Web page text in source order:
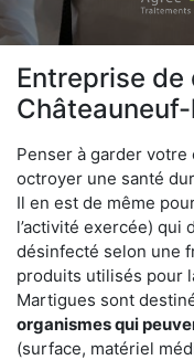
Entreprise
Penser à garder votre
octroyer une santé
Il en est de même
l’activité exercée)
désinfecté selon une
produits utilisés pour
Martigues sont
organismes qui
(surface, matériel